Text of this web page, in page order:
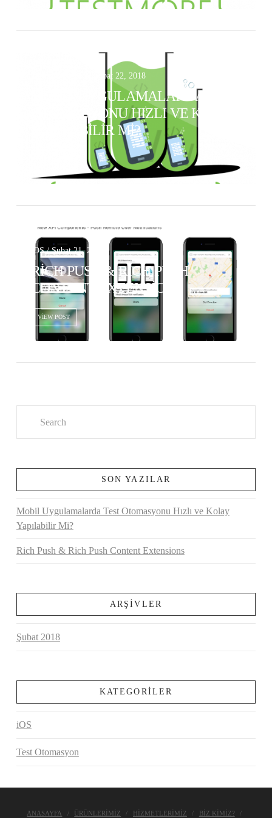
Test Otomasyon / Şubat 22, 2018
MOBIL UYGULAMALARDA TEST
OTOMASYONU HIZLI VE KOLAY
YAPILABILIR MI?
iOS / Şubat 21, 2018
RICH PUSH & RICH PUSH
CONTENT EXTENSIONS
VIEW POST
SON YAZILAR
Mobil Uygulamalarda Test Otomasyonu Hızlı ve Kolay
Yapılabilir Mi?
Rich Push & Rich Push Content Extensions
ARŞIVLER
Şubat 2018
KATEGORILER
iOS
Test Otomasyon
ANASAYFA ÜRÜNLERİMİZ HİZMETLERİMİZ BİZ KİMİZ?